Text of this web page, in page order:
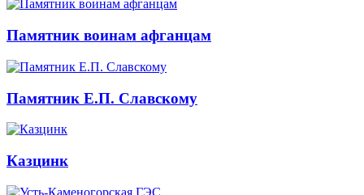
Памятник воинам афганцам
Памятник Е.П. Славскому
Казцинк